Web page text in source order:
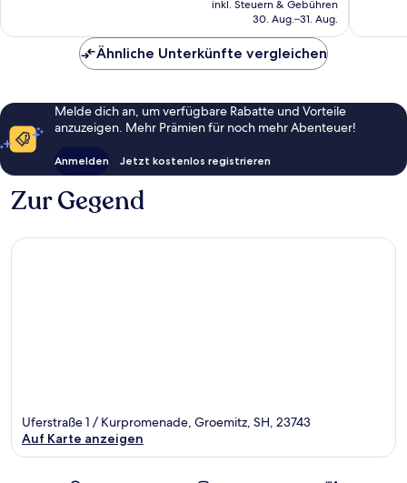
Bewertungen
beträgt
inkl. Steuern & Gebühren
30. Aug.–31. Aug.
Ähnliche Unterkünfte vergleichen
Melde dich an, um verfügbare Rabatte und Vorteile
anzuzeigen. Mehr Prämien für noch mehr Abenteuer!
Anmelden Jetzt kostenlos registrieren
Zur Gegend
Uferstraße 1 / Kurpromenade, Groemitz, SH, 23743
Auf Karte anzeigen